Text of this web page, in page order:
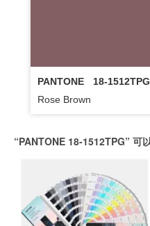
PANTONE
18-1512TPG
Rose Brown
“PANTONE 18-1512TPG” 可